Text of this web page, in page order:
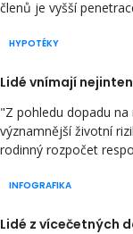
HYPOTÉKY
členů je vyšší
Lidé vnímají
INFOGRAFIKA
"Z pohledu dopadu
významnější životní
rodinný rozpočet
Lidé z vícečetných